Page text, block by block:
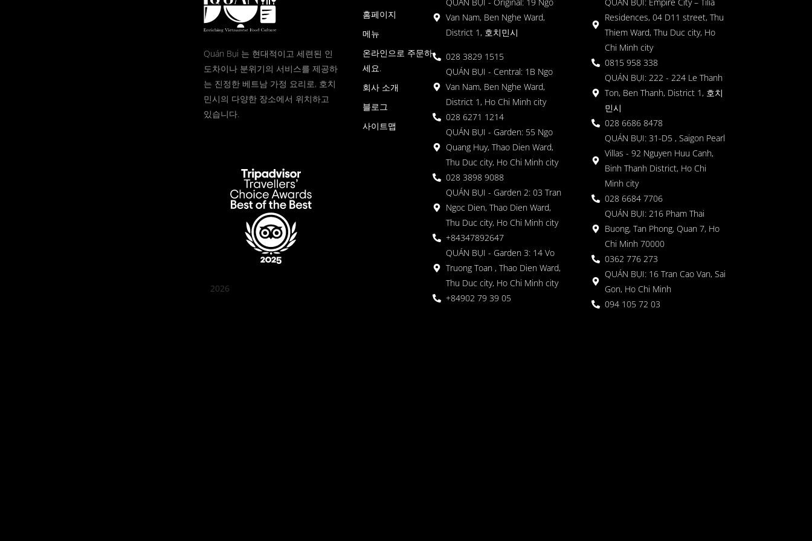
Quán Bụi 는 현대적이고 세련된 인
도차이나 분위기의 서비스를 제공하
는 진정한 베트남 가정 요리로, 호치
민시의 다양한 장소에서 위치하고
있습니다.
2026
홈페이지
메뉴
온라인으로 주문하
세요.
회사 소개
블로그
사이트맵
Van Nam, Ben Nghe Ward,
District 1, 호치민시
028 3829 1515
QUÁN BỤI - Central: 1B Ngo
Van Nam, Ben Nghe Ward,
District 1, Ho Chi Minh city
028 6271 1214
QUÁN BỤI - Garden: 55 Ngo
Quang Huy, Thao Dien Ward,
Thu Duc city, Ho Chi Minh city
028 3898 9088
QUÁN BỤI - Garden 2: 03 Tran
Ngoc Dien, Thao Dien Ward,
Thu Duc city, Ho Chi Minh city
+84347892647
QUÁN BỤI - Garden 3: 14 Vo
Truong Toan , Thao Dien Ward,
Thu Duc city, Ho Chi Minh city
+84902 79 39 05
Residences, 04 D11 street, Thu
Thiem Ward, Thu Duc city, Ho
Chi Minh city
0815 958 338
QUÁN BỤI: 222 - 224 Le Thanh
Ton, Ben Thanh, District 1, 호치
민시
028 6686 8478
QUÁN BỤI: 31-D5 , Saigon Pearl
Villas - 92 Nguyen Huu Canh,
Binh Thanh District, Ho Chi
Minh city
028 6684 7706
QUÁN BỤI: 216 Pham Thai
Buong, Tan Phong, Quan 7, Ho
Chi Minh 70000
0362 776 273
QUÁN BỤI: 16 Tran Cao Van, Sai
Gon, Ho Chi Minh
094 105 72 03